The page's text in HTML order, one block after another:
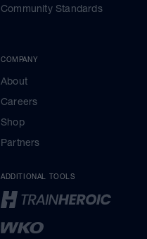
Community Standards
COMPANY
About
Careers
Shop
Partners
ADDITIONAL TOOLS